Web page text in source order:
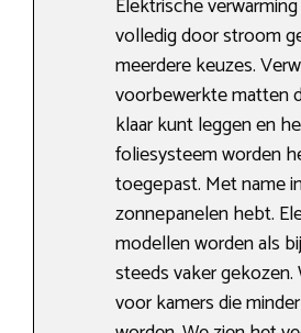
Elektrische
volledig door stroom
meerdere keuzes.
voorbewerkte matten
klaar kunt leggen en
foliesysteem worden
toegepast. Met name
zonnepanelen hebt.
modellen worden als
steeds vaker gekozen.
voor kamers die